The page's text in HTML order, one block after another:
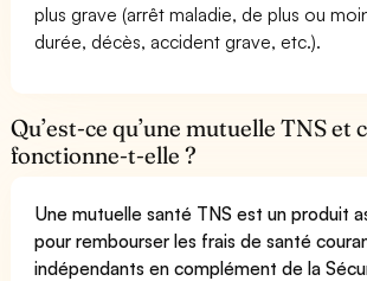
plus grave (arrêt maladie, de plus ou
durée, décès, accident grave, etc.).
Qu’est-ce qu’une mutuelle TNS et
fonctionne-t-elle ?
Une mutuelle santé TNS est un produit
pour rembourser les frais de santé
indépendants en complément de la